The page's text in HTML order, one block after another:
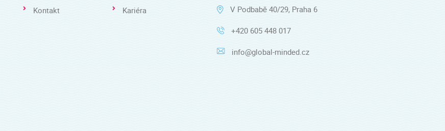
Kontakt Kariéra V Podbabě 40/29, Praha 6
+420 605 448 017
info@global-minded.cz